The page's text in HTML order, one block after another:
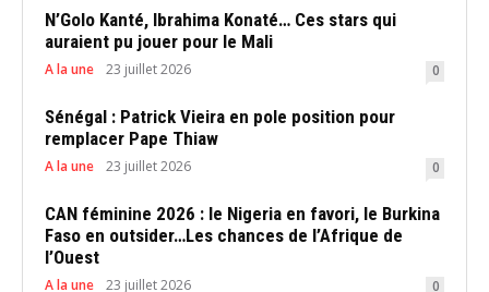
N’Golo Kanté, Ibrahima Konaté… Ces stars qui
auraient pu jouer pour le Mali
A la une 23 juillet 2026 0
Sénégal : Patrick Vieira en pole position pour
remplacer Pape Thiaw
A la une 23 juillet 2026 0
CAN féminine 2026 : le Nigeria en favori, le Burkina
Faso en outsider…Les chances de l’Afrique de
l’Ouest
A la une 23 juillet 2026 0